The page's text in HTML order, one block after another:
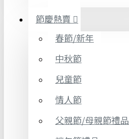
節慶熱賣
春節/新年
中秋節
兒童節
情人節
父親節/母親節禮品